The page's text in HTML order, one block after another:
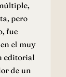
pero
fue
el muy
editorial
de un